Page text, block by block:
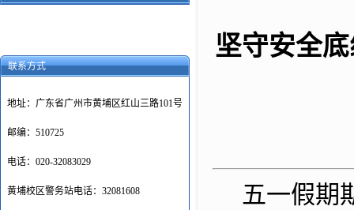
联系方式
地址：广东省广州市黄埔区红山三路101号
邮编：510725
电话：020-32083029
黄埔校区警务站电话：32081608
坚守安全
五一假期